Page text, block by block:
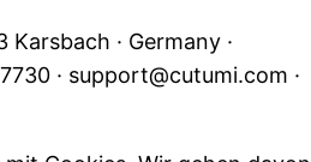
Karsbach · Germany ·
· support@cutumi.com ·